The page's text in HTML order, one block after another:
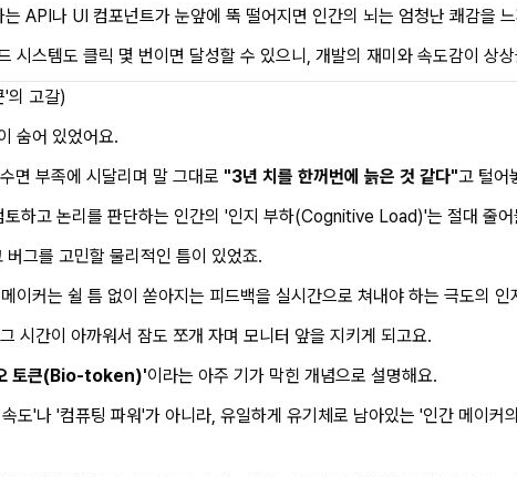
API나 UI 컴포넌트가 눈앞에 뚝 떨어지면 인간의 뇌는 엄청난 쾌감을
시스템도 클릭 몇 번이면 달성할 수 있으니, 개발의 재미와 속도감이 상
'의 고갈)
숨어 있었어요.
면 부족에 시달리며 말 그대로 "3년 치를 한꺼번에 늙은 것 같다"고 털어
하고 논리를 판단하는 인간의 '인지 부하(Cognitive Load)'는 절대 줄
그를 고민할 물리적인 틈이 있었죠.
이커는 쉴 틈 없이 쏟아지는 피드백을 실시간으로 쳐내야 하는 극도의
간이 아까워서 잠도 쪼개 자며 모니터 앞을 지키게 되고요.
토큰(Bio-token)'이라는 아주 기가 막힌 개념으로 설명해요.
'나 '컴퓨팅 파워'가 아니라, 유일하게 유기체로 남아있는 '인간 메이커